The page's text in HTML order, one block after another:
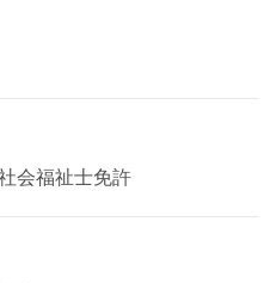
会福祉士免許